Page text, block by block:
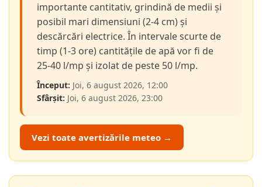
importante cantitativ, grindină de medii și
posibil mari dimensiuni (2-4 cm) și
descărcări electrice. În intervale scurte de
timp (1-3 ore) cantitățile de apă vor fi de
25-40 l/mp și izolat de peste 50 l/mp.
Început: Joi, 6 august 2026, 12:00
Sfârșit: Joi, 6 august 2026, 23:00
Vezi toate avertizările meteo →